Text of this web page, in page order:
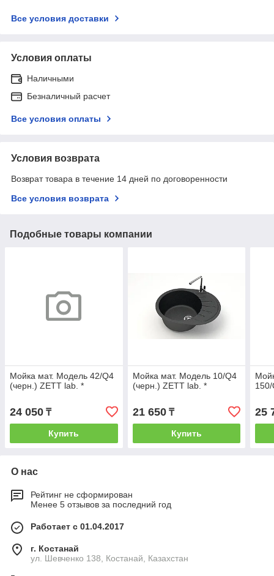
Все условия доставки
Условия оплаты
Наличными
Безналичный расчет
Все условия оплаты
Условия возврата
Возврат товара в течение 14 дней по договоренности
Все условия возврата
Подобные товары компании
Мойка мат. Модель 42/Q4
(черн.) ZETT lab. *
24 050 ₸
Купить
Мойка мат. Модель 10/Q4
(черн.) ZETT lab. *
21 650₸
Купить
25
О нас
Рейтинг не сформирован
Менее 5 отзывов за последний год
Работает с 01.04.2017
г. Костанай
ул. Шевченко 138, Костанай, Казахстан